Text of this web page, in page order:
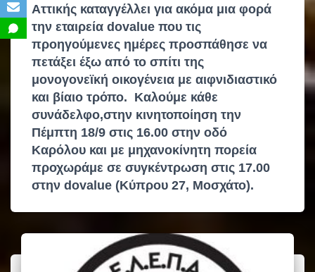
Αττικής καταγγέλλει για ακόμα μια φορά
την εταιρεία dovalue που τις
προηγούμενες ημέρες προσπάθησε να
πετάξει έξω από το σπίτι της
μονογονεϊκή οικογένεια με αιφνιδιαστικό
και βίαιο τρόπο. Καλούμε κάθε
συνάδελφο,στην κινητοποίηση την
Πέμπτη 18/9 στις 16.00 στην οδό
Καρόλου και με μηχανοκίνητη πορεία
προχωράμε σε συγκέντρωση στις 17.00
στην dovalue (Κύπρου 27, Μοσχάτο).